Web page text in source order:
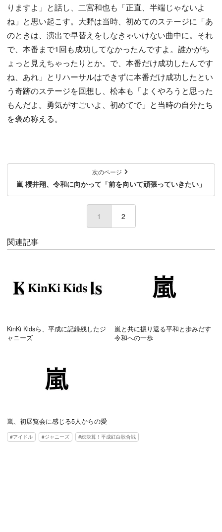
りますよ」と話し、二宮和也も「正直、半端じゃないよ
ね」と思い起こす。大野は当時、初めてのステージに「あ
のときは、演出で早替えをしなきゃいけない曲中に。それ
で、本番まで1回も成功してなかったんですよ。誰かがち
ょっと見えちゃったりとか。で、本番だけ成功したんです
ね、あれ」とリハーサルはできずに本番だけ成功したとい
う奇跡のステージを回想し、松本も「よくやろうと思った
もんだよ。勇気がすごいよ、初めてで」と当時の自分たち
を褒め称える。
次のページ
嵐 櫻井翔、令和に向かって「前を向いて頑張っていきたい」
1 (current)
2
関連記事
KinKi Kidsら、平成に記録残したジ
ャニーズ
嵐と共に振り返る平和と歩みだす
令和への一歩
嵐、初展覧会に感じる5人からの愛
アイドル ジャニーズ 総決算！平成紅白歌合戦